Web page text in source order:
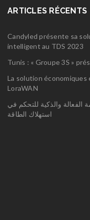
ARTICLES RÉCENTS
Candyled présente sa
intelligent au TDS 2023
Tunis : « Groupe 3S »
La solution économiques
LoraWAN
الفعالة والذكية للتحكم في
استهلاك الطاقة